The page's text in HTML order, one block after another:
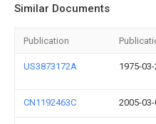
Similar Documents
Publication
US3873172A 1975-
CN1192463C 2005-